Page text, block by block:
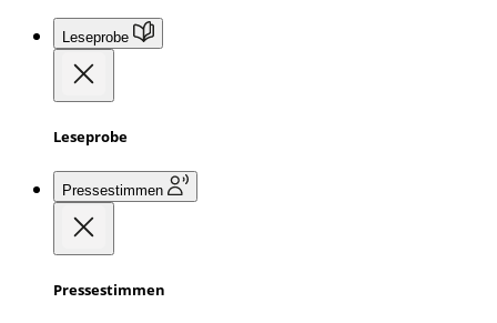
Leseprobe
Leseprobe
Pressestimmen
Pressestimmen